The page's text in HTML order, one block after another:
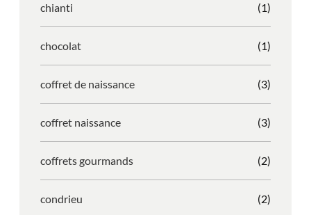
chianti (1)
chocolat (1)
coffret de naissance (3)
coffret naissance (3)
coffrets gourmands (2)
condrieu (2)